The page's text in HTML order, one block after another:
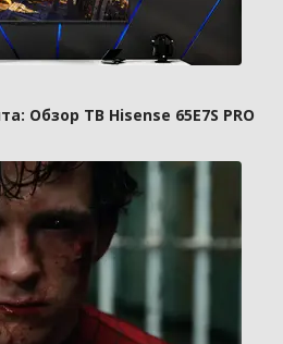
Обзор ТВ Hisense 65E7S PRO